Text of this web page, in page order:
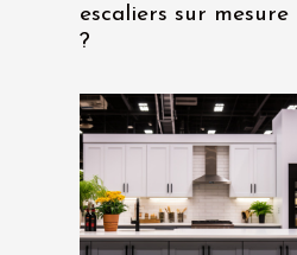
escaliers sur mesure
?